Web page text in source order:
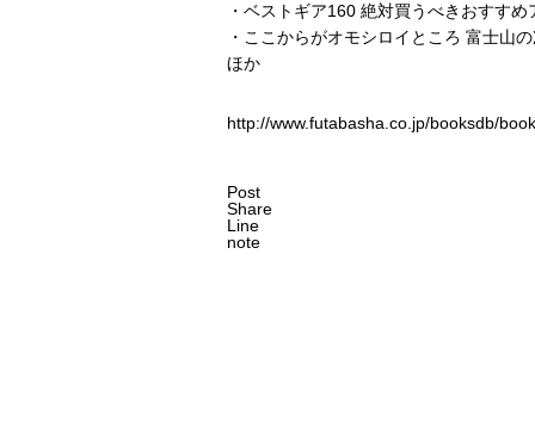
・ベストギア160 絶対買うべきおすすめ
・ここからがオモシロイところ 富士山
ほか
http://www.futabasha.co.jp/booksdb/
Post
Share
Line
note